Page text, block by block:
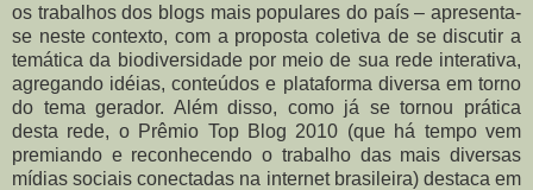
os trabalhos dos blogs mais populares do país – apresenta-
se neste contexto, com a proposta coletiva de se discutir a
temática da biodiversidade por meio de sua rede interativa,
agregando idéias, conteúdos e plataforma diversa em torno
do tema gerador. Além disso, como já se tornou prática
desta rede, o Prêmio Top Blog 2010 (que há tempo vem
premiando e reconhecendo o trabalho das mais diversas
mídias sociais conectadas na internet brasileira) destaca em